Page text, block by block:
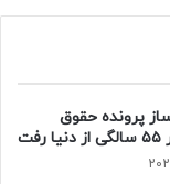
پرونده حقوق